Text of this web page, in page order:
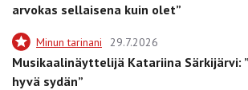
arvokas sellaisena kuin olet”
Minun tarinani 29.7.2026
Musikaalinäyttelijä Katariina Särkijärvi:
hyvä sydän”